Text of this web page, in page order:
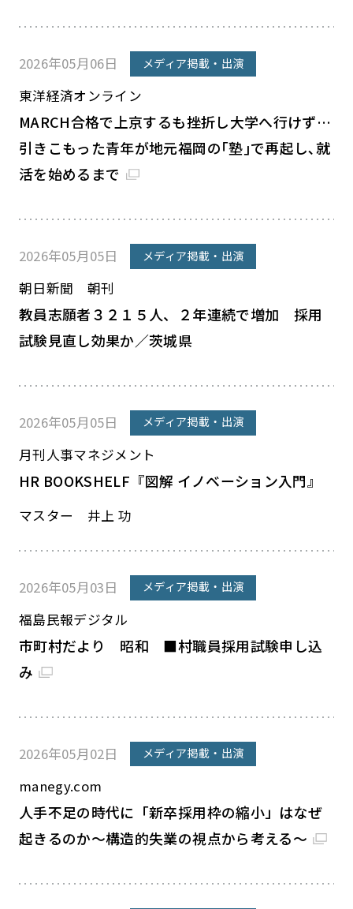
2026年05月06日 メディア掲載・出演
東洋経済オンライン
MARCH合格で上京するも挫折し大学へ行けず…
引きこもった青年が地元福岡の｢塾｣で再起し､就
活を始めるまで
2026年05月05日 メディア掲載・出演
朝日新聞 朝刊
教員志願者３２１５人、２年連続で増加 採用
試験見直し効果か／茨城県
2026年05月05日 メディア掲載・出演
月刊人事マネジメント
HR BOOKSHELF『図解 イノベーション入門』
マスター 井上 功
2026年05月03日 メディア掲載・出演
福島民報デジタル
市町村だより 昭和 ■村職員採用試験申し込
み
2026年05月02日 メディア掲載・出演
manegy.com
人手不足の時代に「新卒採用枠の縮小」はなぜ
起きるのか～構造的失業の視点から考える～